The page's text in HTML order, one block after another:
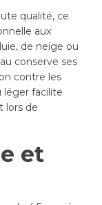
qualité, ce
aux
de neige ou
conserve ses
contre les
léger facilite
lors de
et